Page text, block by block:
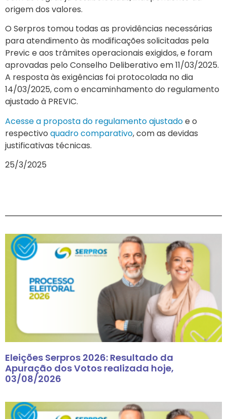
origem dos valores.
O Serpros tomou todas as providências necessárias
para atendimento às modificações solicitadas pela
Previc e aos trâmites operacionais exigidos, e foram
aprovadas pelo Conselho Deliberativo em 11/03/2025.
A resposta às exigências foi protocolada no dia
14/03/2025, com o encaminhamento do regulamento
ajustado à PREVIC.
Acesse a proposta do regulamento ajustadoe o
respectivo quadro comparativo, com as devidas
justificativas técnicas.
25/3/2025
Eleições Serpros 2026: Resultado da
Apuração dos Votos realizada hoje,
03/08/2026